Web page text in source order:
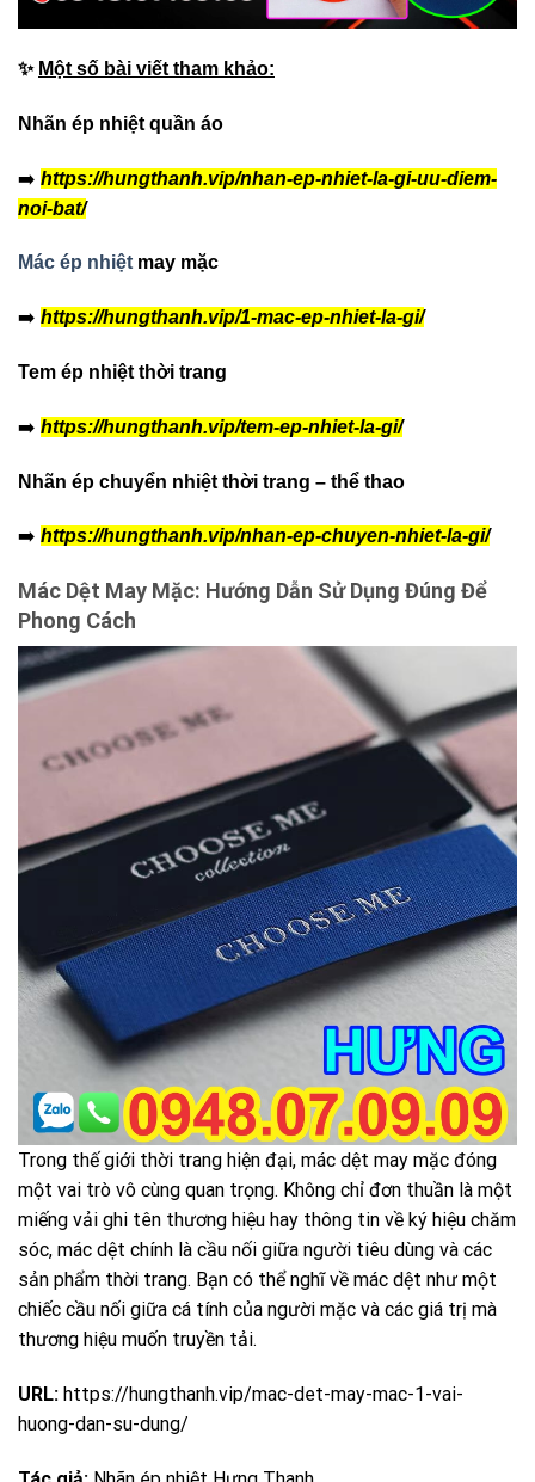
✨ Một số bài viết tham khảo:
Nhãn ép nhiệt quần áo
➡️ https://hungthanh.vip/nhan-ep-nhiet-la-gi-uu-diem-
noi-bat/
Mác ép nhiệt may mặc
➡️ https://hungthanh.vip/1-mac-ep-nhiet-la-gi/
Tem ép nhiệt thời trang
➡️ https://hungthanh.vip/tem-ep-nhiet-la-gi/
Nhãn ép chuyển nhiệt thời trang – thể thao
➡️ https://hungthanh.vip/nhan-ep-chuyen-nhiet-la-gi/
Mác Dệt May Mặc: Hướng Dẫn Sử Dụng Đúng Để
Phong Cách
Trong thế giới thời trang hiện đại, mác dệt may mặc đóng
một vai trò vô cùng quan trọng. Không chỉ đơn thuần là một
miếng vải ghi tên thương hiệu hay thông tin về ký hiệu chăm
sóc, mác dệt chính là cầu nối giữa người tiêu dùng và các
sản phẩm thời trang. Bạn có thể nghĩ về mác dệt như một
chiếc cầu nối giữa cá tính của người mặc và các giá trị mà
thương hiệu muốn truyền tải.
URL: https://hungthanh.vip/mac-det-may-mac-1-vai-
huong-dan-su-dung/